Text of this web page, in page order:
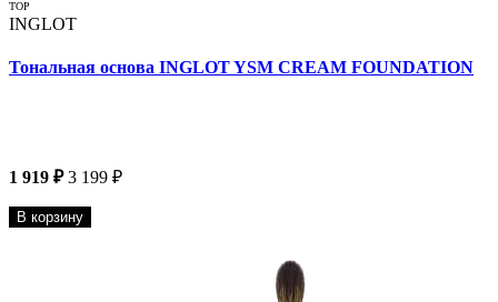
TOP
INGLOT
Тональная основа INGLOT YSM CREAM FOUNDATION
1 919 ₽ 3 199 ₽
В корзину